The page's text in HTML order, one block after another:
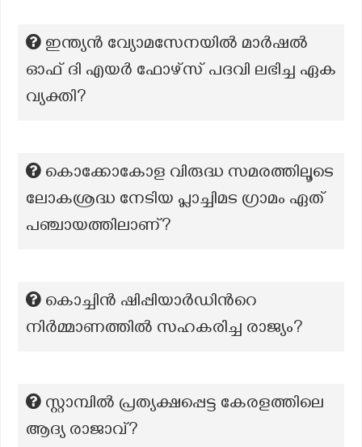
ഇന്ത്യൻ വ്യോമസേനയിൽ മാർഷൽ
ഓഫ് ദി എയർ ഫോഴ്സ് പദവി ലഭിച്ച ഏക
വ്യക്തി?
കൊക്കോകോള വിരുദ്ധ സമരത്തിലൂടെ
ലോകശ്രദ്ധ നേടിയ പ്ലാച്ചിമട ഗ്രാമം ഏത്
പഞ്ചായത്തിലാണ്?
കൊച്ചിൻ ഷിപ്പിയാർഡിന്‍റെ
നിർമ്മാണത്തിൽ സഹകരിച്ച രാജ്യം?
സ്റ്റാമ്പിൽ പ്രത്യക്ഷപ്പെട്ട കേരളത്തിലെ
ആദ്യ രാജാവ്?